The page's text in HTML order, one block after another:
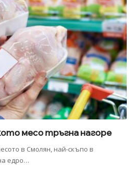
месо тръгна нагоре
в Смолян, най-скъпо в
едро…